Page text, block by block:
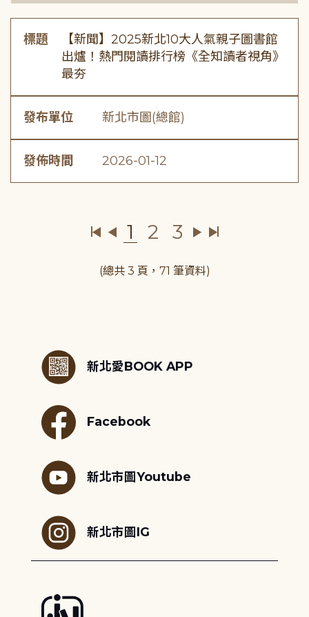
標題
【新聞】2025新北10大人氣親子圖書館
出爐！熱門閱讀排行榜《全知讀者視角》
最夯
發布單位 新北市圖(總館)
發佈時間 2026-01-12
1 2 3
(總共 3 頁，71 筆資料)
新北愛BOOK APP
Facebook
新北市圖Youtube
新北市圖IG